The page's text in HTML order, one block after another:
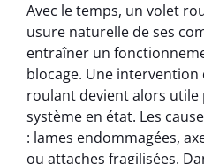
Avec le temps, un volet
usure naturelle de ses
entraîner un
blocage. Une intervention
roulant devient alors
système en état. Les
: lames endommagées,
ou attaches fragilisées.